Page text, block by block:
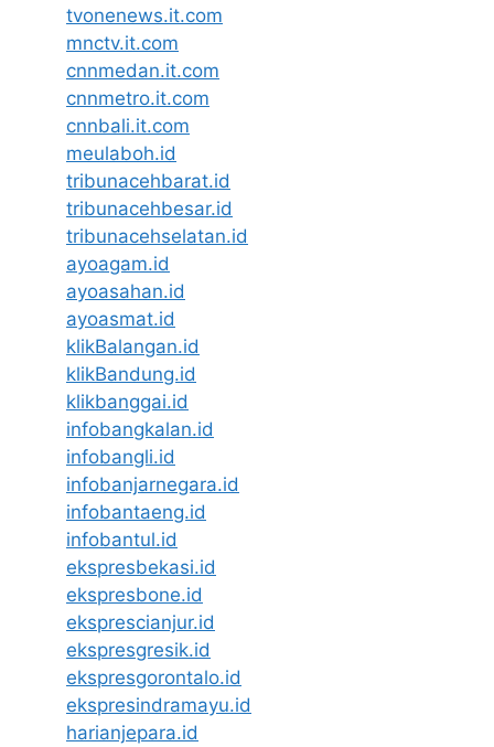
tvonenews.it.com
mnctv.it.com
cnnmedan.it.com
cnnmetro.it.com
cnnbali.it.com
meulaboh.id
tribunacehbarat.id
tribunacehbesar.id
tribunacehselatan.id
ayoagam.id
ayoasahan.id
ayoasmat.id
klikBalangan.id
klikBandung.id
klikbanggai.id
infobangkalan.id
infobangli.id
infobanjarnegara.id
infobantaeng.id
infobantul.id
ekspresbekasi.id
ekspresbone.id
eksprescianjur.id
ekspresgresik.id
ekspresgorontalo.id
ekspresindramayu.id
harianjepara.id